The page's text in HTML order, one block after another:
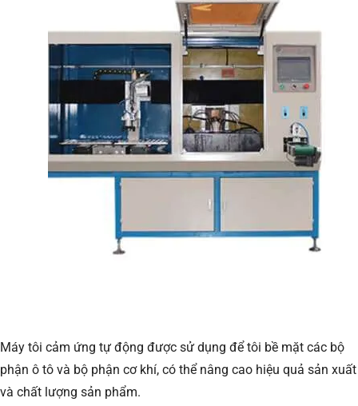
Máy tôi cảm ứng tự động được sử dụng để tôi bề mặt các bộ
phận ô tô và bộ phận cơ khí, có thể nâng cao hiệu quả sản xuất
và chất lượng sản phẩm.